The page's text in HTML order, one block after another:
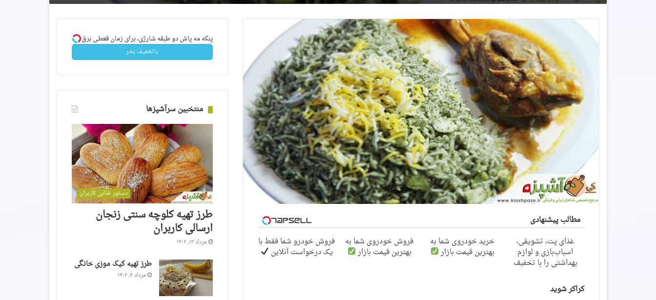
مطالب پیشنهادی
غذای پت، تشویقی،
اسباب‌بازی و لوازم
بهداشتی را با تخفیف
خرید خودروی شما به
بهترین قیمت بازار
فروش خودروی شما به
بهترین قیمت بازار
فروش خودرو شما فقط با
یک درخواست آنلاین
کراکر شوید
پنکه مه پاش دو طبقه شارژی، برای زمان قعطی برق!!
باتخفیف بخر
منتخبین سرآشپزها
دستور غذایی کاربران
طرز تهیه کلوچه سنتی زنجان
ارسالی کاربران
مرداد ۱۳, ۱۴۰۲
طرز تهیه کیک موزی خانگی
مرداد ۶, ۱۴۰۲